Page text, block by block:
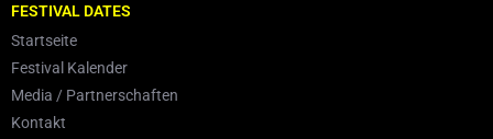
FESTIVAL DATES
Startseite
Festival Kalender
Media / Partnerschaften
Kontakt